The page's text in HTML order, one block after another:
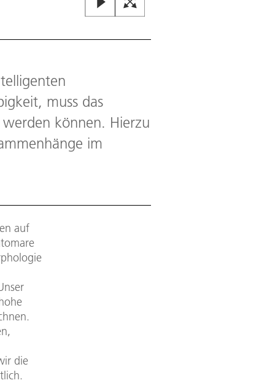
muss das
können. Hierzu
im
auf
die